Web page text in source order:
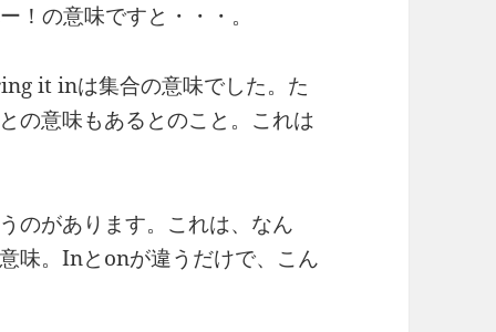
の意味ですと・・・。
it inは集合の意味でした。た
の意味もあるとのこと。これは
のがあります。これは、なん
味。Inとonが違うだけで、こん